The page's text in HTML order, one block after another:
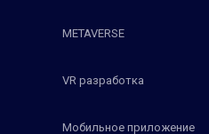
METAVERSE
VR разработка
Мобильное приложение